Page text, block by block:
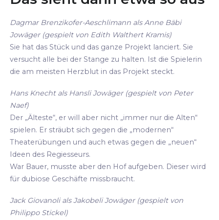
Dagmar Brenzikofer-Aeschlimann als Anne Bäbi
Jowäger (gespielt von Edith Walthert Kramis)
Sie hat das Stück und das ganze Projekt lanciert. Sie
versucht alle bei der Stange zu halten. Ist die Spielerin
die am meisten Herzblut in das Projekt steckt.
Hans Knecht als Hansli Jowäger (gespielt von Peter
Naef)
Der „Älteste“, er will aber nicht „immer nur die Alten“
spielen. Er sträubt sich gegen die „modernen“
Theaterübungen und auch etwas gegen die „neuen“
Ideen des Regiesseurs.
War Bauer, musste aber den Hof aufgeben. Dieser wird
für dubiose Geschäfte missbraucht.
Jack Giovanoli als Jakobeli Jowäger (gespielt von
Philippo Stickel)